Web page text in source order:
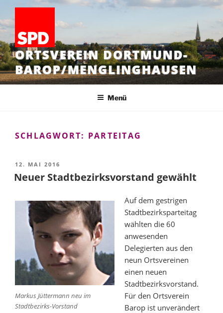
Zum
Inhalt
springen
ORTSVEREIN DORTMUND-
BAROP/MENGLINGHAUSEN
Menü
SCHLAGWORT: PARTEITAG
VERÖFFENTLICHT
AM
12. MAI 2016
Neuer Stadtbezirksvorstand gewählt
Markus Jüttermann neu im
Stadtbezirks-Vorstand
Auf dem gestrigen
Stadtbezirksparteitag
wählten die 60
anwesenden
Delegierten aus den
neun Ortsvereinen
einen neuen
Stadtbezirksvorstand.
Für den Ortsverein
Barop ist unverändert